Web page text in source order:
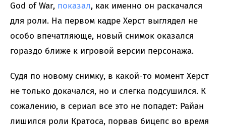
God of War, показал, как именно он раскачался
для роли. На первом кадре Херст выглядел не
особо впечатляюще, новый снимок оказался
гораздо ближе к игровой версии персонажа.
Судя по новому снимку, в какой-то момент Херст
не только докачался, но и слегка подсушился. К
сожалению, в сериал все это не попадет: Райан
лишился роли Кратоса, порвав бицепс во время